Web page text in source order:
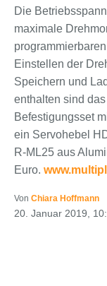
Die
maximale
Einstellen der
Speichern und
enthalten sind
Befestigungsset
ein Servohebel
R-ML25 aus
Euro.
Von Chiara Hoffmann
20. Januar 2019,